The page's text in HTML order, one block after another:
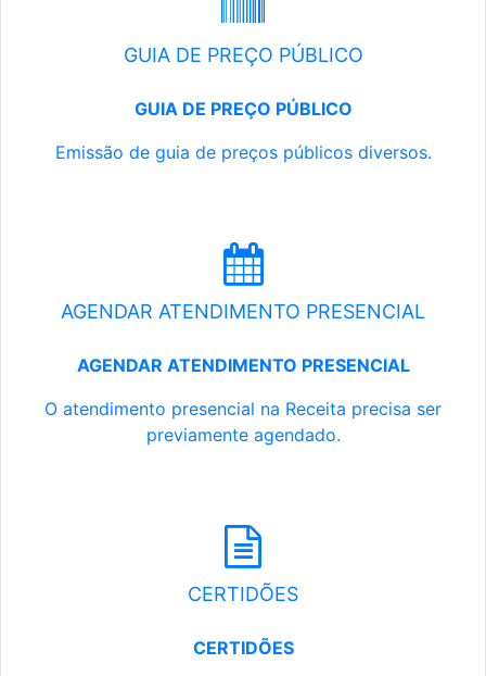
GUIA DE PREÇO PÚBLICO
GUIA DE PREÇO PÚBLICO
Emissão de guia de preços públicos diversos.
AGENDAR ATENDIMENTO PRESENCIAL
AGENDAR ATENDIMENTO PRESENCIAL
O atendimento presencial na Receita precisa ser
previamente agendado.
CERTIDÕES
CERTIDÕES